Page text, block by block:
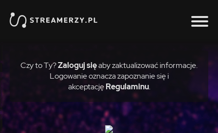
Czy to Ty?Zaloguj sięaby zaktualizować informacje.
Logowanie oznacza zapoznanie się i
akceptację Regulaminu.